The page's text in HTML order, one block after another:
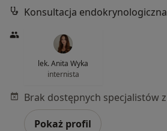
Konsultacja endokrynologiczna
lek. Anita Wyka
internista
Pokaż profil